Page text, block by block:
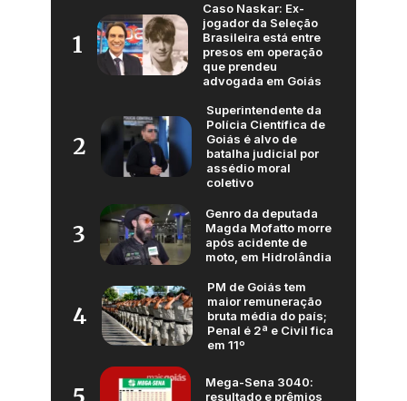
1
Caso Naskar: Ex-
jogador da Seleção
Brasileira está entre
presos em operação
que prendeu
advogada em Goiás
2
Superintendente da
Polícia Científica de
Goiás é alvo de
batalha judicial por
assédio moral
coletivo
3
Genro da deputada
Magda Mofatto morre
após acidente de
moto, em Hidrolândia
4
PM de Goiás tem
maior remuneração
bruta média do país;
Penal é 2ª e Civil fica
em 11º
Mega-Sena 3040:
resultado e prêmios